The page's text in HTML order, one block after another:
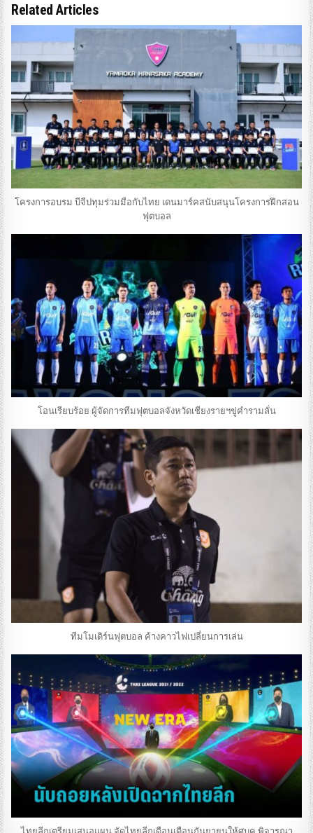
Related Articles
โครงการอบรม บีจีปทุมร่วมมือกับไทย เดนมาร์คสนับสนุนโครงการฝึกสอน
ฟุตบอล
โอนเรียบร้อย ผู้จัดการทีมฟุตบอลจังหวัดเชียงรายฯขู่คำรามลั่น
ทีมโมเดิร์นฟุตบอล ค้างคาวไฟเปลี่ยนการเล่น